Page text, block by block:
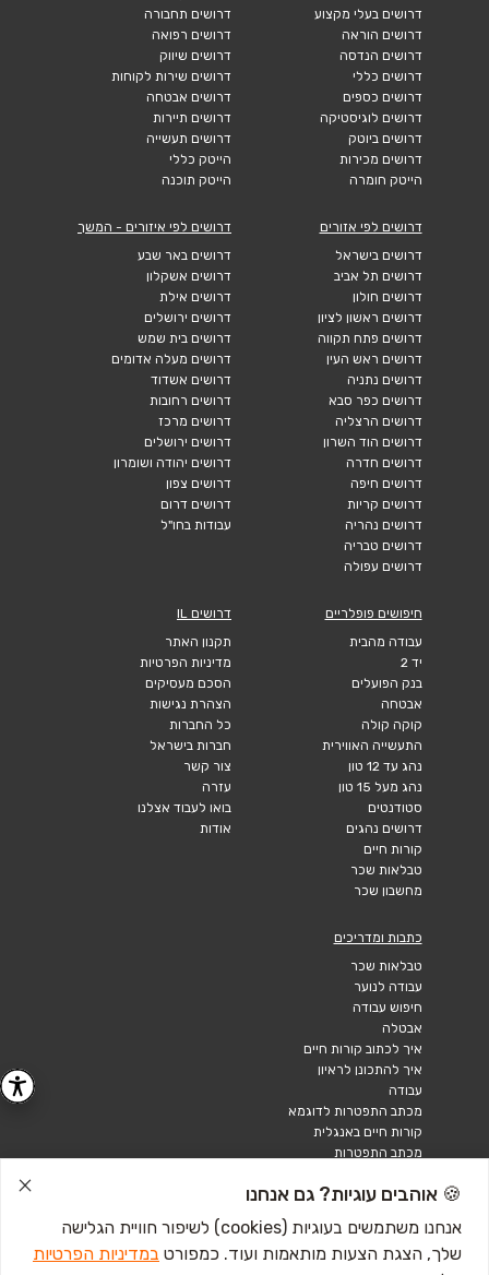
דרושים בעלי מקצוע
דרושים הוראה
דרושים הנדסה
דרושים כללי
דרושים כספים
דרושים לוגיסטיקה
דרושים ביוטק
דרושים מכירות
הייטק חומרה
דרושים תחבורה
דרושים רפואה
דרושים שיווק
דרושים שירות לקוחות
דרושים אבטחה
דרושים תיירות
דרושים תעשייה
הייטק כללי
הייטק תוכנה
דרושים לפי אזורים
דרושים בישראל
דרושים תל אביב
דרושים חולון
דרושים ראשון לציון
דרושים פתח תקווה
דרושים ראש העין
דרושים נתניה
דרושים כפר סבא
דרושים הרצליה
דרושים הוד השרון
דרושים חדרה
דרושים חיפה
דרושים קריות
דרושים נהריה
דרושים טבריה
דרושים עפולה
דרושים לפי איזורים - המשך
דרושים באר שבע
דרושים אשקלון
דרושים אילת
דרושים ירושלים
דרושים בית שמש
דרושים מעלה אדומים
דרושים אשדוד
דרושים רחובות
דרושים מרכז
דרושים ירושלים
דרושים יהודה ושומרון
דרושים צפון
דרושים דרום
עבודות בחו"ל
חיפושים פופלריים
עבודה מהבית
יד 2
בנק הפועלים
אבטחה
קוקה קולה
התעשייה האווירית
נהג עד 12 טון
נהג מעל 15 טון
סטודנטים
דרושים נהגים
קורות חיים
טבלאות שכר
מחשבון שכר
דרושים IL
תקנון האתר
מדיניות הפרטיות
הסכם מעסיקים
הצהרת נגישות
כל החברות
חברות בישראל
צור קשר
עזרה
בואו לעבוד אצלנו
אודות
כתבות ומדריכים
טבלאות שכר
עבודה לנוער
חיפוש עבודה
אבטלה
איך לכתוב קורות חיים
איך להתכונן לראיון
עבודה
מכתב התפטרות לדוגמא
קורות חיים באנגלית
מכתב התפטרות
🍪 אוהבים עוגיות? גם אנחנו
אנחנו משתמשים בעוגיות (cookies) לשיפור חוויית הגלישה
שלך, הצגת הצעות מותאמות ועוד. כמפורט במדיניות הפרטיות